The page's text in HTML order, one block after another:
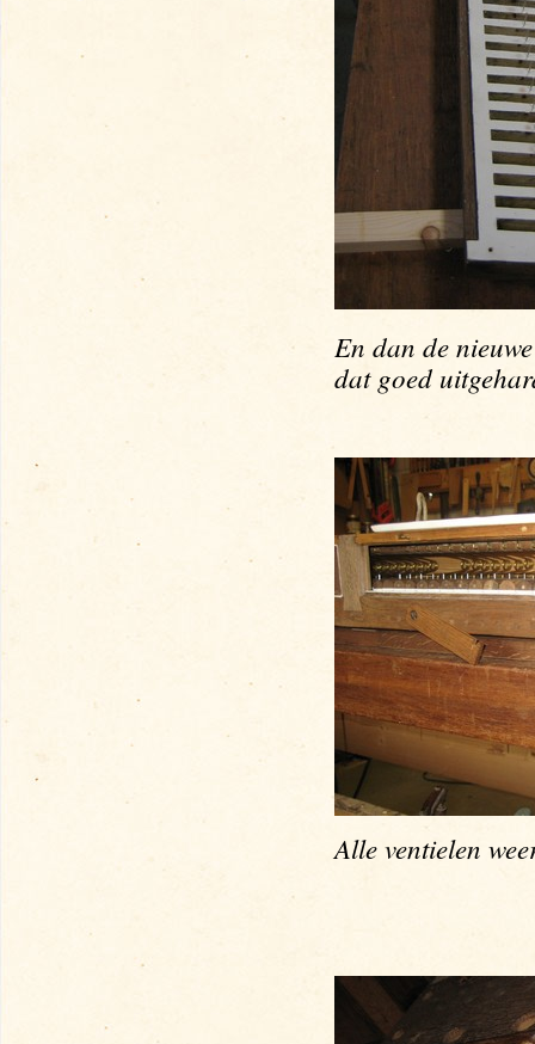
En dan de
dat goed
Alle ventielen